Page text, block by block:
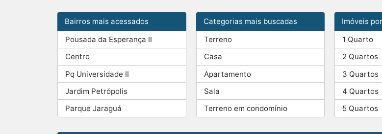
Bairros mais acessados
Pousada da Esperança II
Centro
Pq Universidade II
Jardim Petrópolis
Parque Jaraguá
Categorias mais buscadas
Terreno
Casa
Apartamento
Sala
Terreno em condomínio
Imóveis
1 Quarto
2 Quartos
3 Quartos
4 Quartos
5 Quartos